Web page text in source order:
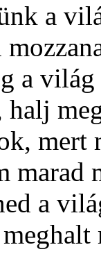
a
a
halj
mert
marad
a